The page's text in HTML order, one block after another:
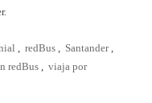
, redBus , Santander ,
redBus , viaja por